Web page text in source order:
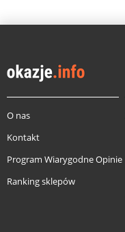
O nas
Kontakt
Program Wiarygodne Opinie
Ranking sklepów